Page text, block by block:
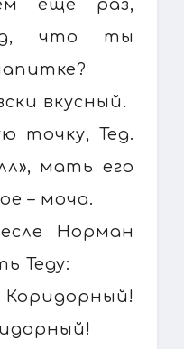
еще раз,
что ты
вкусный.
точку, Тед.
мать его
– моча.
Норман
Теду: